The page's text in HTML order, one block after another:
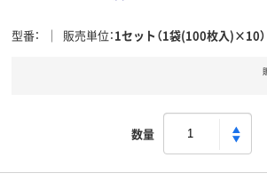
型番 販売単位 1セット（1袋(100枚入)×10）
数量